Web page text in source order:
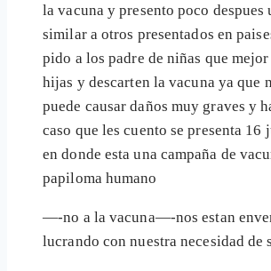
la vacuna y presento poco despues
similar a otros presentados en
pido a los padre de niñas que mejor
hijas y descarten la vacuna ya que
puede causar daños muy graves y
caso que les cuento se presenta 16
en donde esta una campaña de
papiloma humano
—-no a la vacuna—-nos estan
lucrando con nuestra necesidad